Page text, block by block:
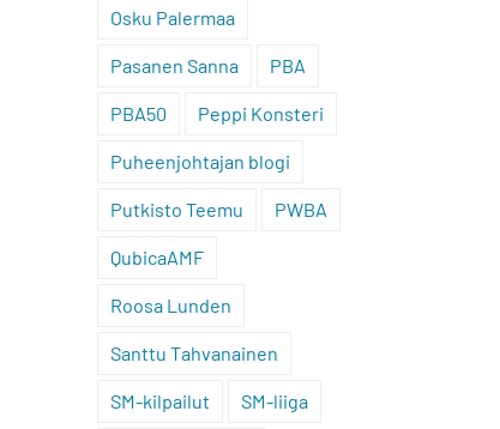
Osku Palermaa
Pasanen Sanna PBA
PBA50 Peppi Konsteri
Puheenjohtajan blogi
Putkisto Teemu PWBA
QubicaAMF
Roosa Lunden
Santtu Tahvanainen
SM-kilpailut SM-liiga